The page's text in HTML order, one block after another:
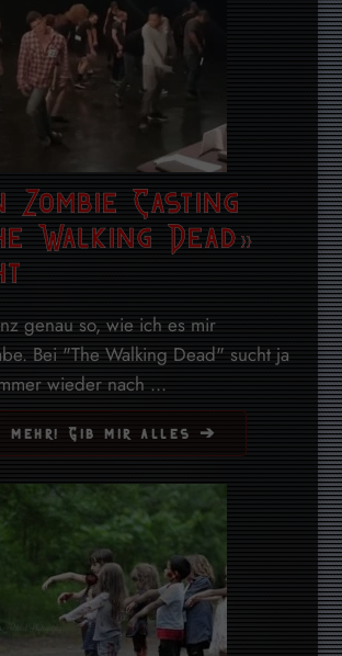
Zombie Casting
Walking Dead»
genau so, wie ich es mir
Bei "The Walking Dead" sucht ja
wieder nach ...
Gib mir alles ➔